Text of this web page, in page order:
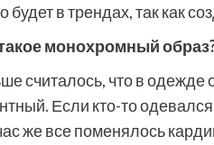
будет в трендах, так как
монохромный
считалось, что в одежде
Если кто-то
же все поменялось